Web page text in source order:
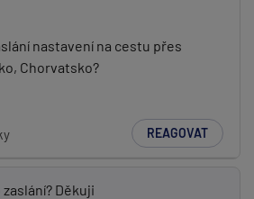
nastavení na cestu přes
Chorvatsko?
REAGOVAT
Děkuji